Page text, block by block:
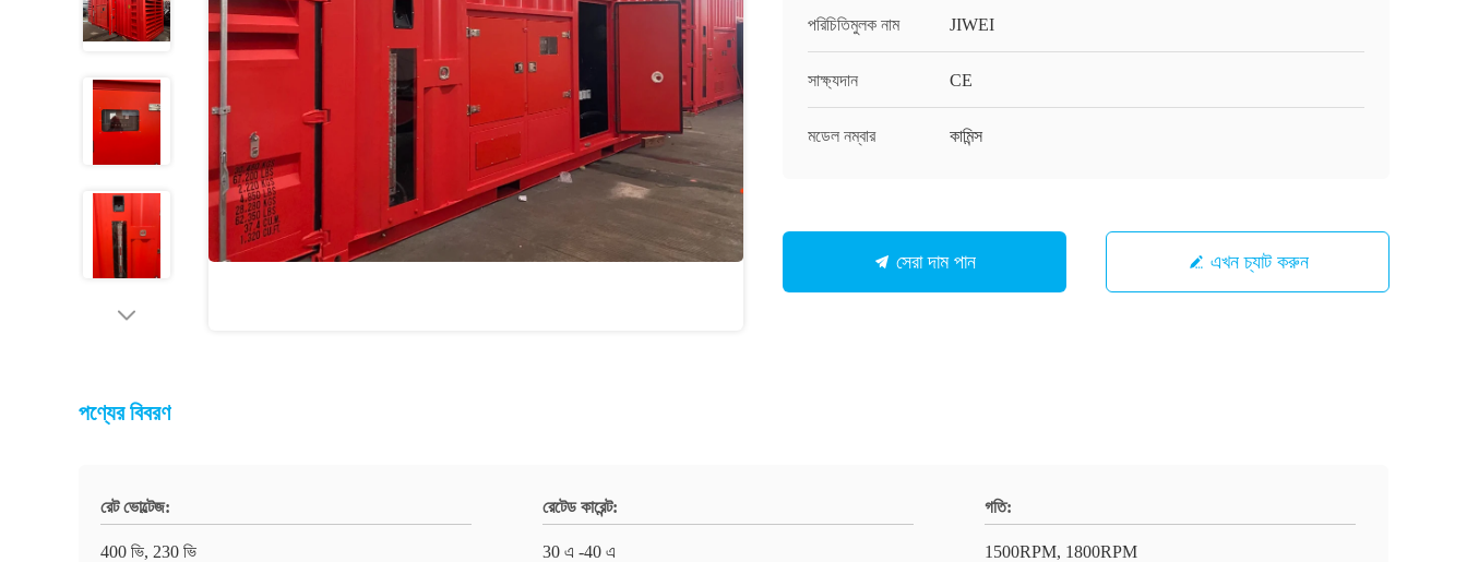
পরিচিতিমুলক নাম JIWEI
সাক্ষ্যদান CE
মডেল নম্বার কামিন্স
সেরা দাম পান এখন চ্যাট করুন
পণ্যের বিবরণ
রেট ভোল্টেজ:
400 ভি, 230 ভি
রেটেড কারেন্ট:
30 এ -40 এ
গতি:
1500RPM, 1800RPM